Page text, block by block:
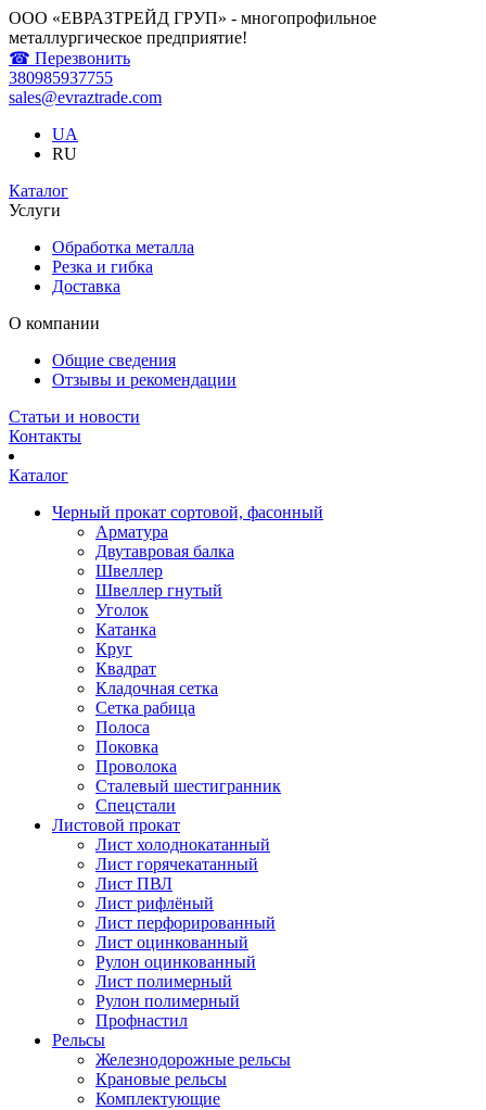
ООО «ЕВРАЗТРЕЙД ГРУП» - многопрофильное
металлургическое предприятие!
☎ Перезвонить
380985937755
sales@evraztrade.com
UA
RU
Каталог
Услуги
Обработка металла
Резка и гибка
Доставка
О компании
Общие сведения
Отзывы и рекомендации
Статьи и новости
Контакты
Каталог
Черный прокат сортовой, фасонный
Арматура
Двутавровая балка
Швеллер
Швеллер гнутый
Уголок
Катанка
Круг
Квадрат
Кладочная сетка
Сетка рабица
Полоса
Поковка
Проволока
Сталевый шестигранник
Спецстали
Листовой прокат
Лист холоднокатанный
Лист горячекатанный
Лист ПВЛ
Лист рифлёный
Лист перфорированный
Лист оцинкованный
Рулон оцинкованный
Лист полимерный
Рулон полимерный
Профнастил
Рельсы
Железнодорожные рельсы
Крановые рельсы
Комплектующие